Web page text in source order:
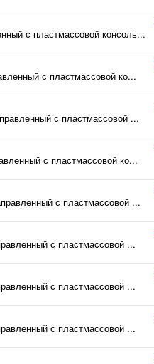
с пластмассовой консоль...
с пластмассовой ко...
с пластмассовой ...
с пластмассовой ко...
с пластмассовой ...
с пластмассовой ...
с пластмассовой ...
с пластмассовой ...